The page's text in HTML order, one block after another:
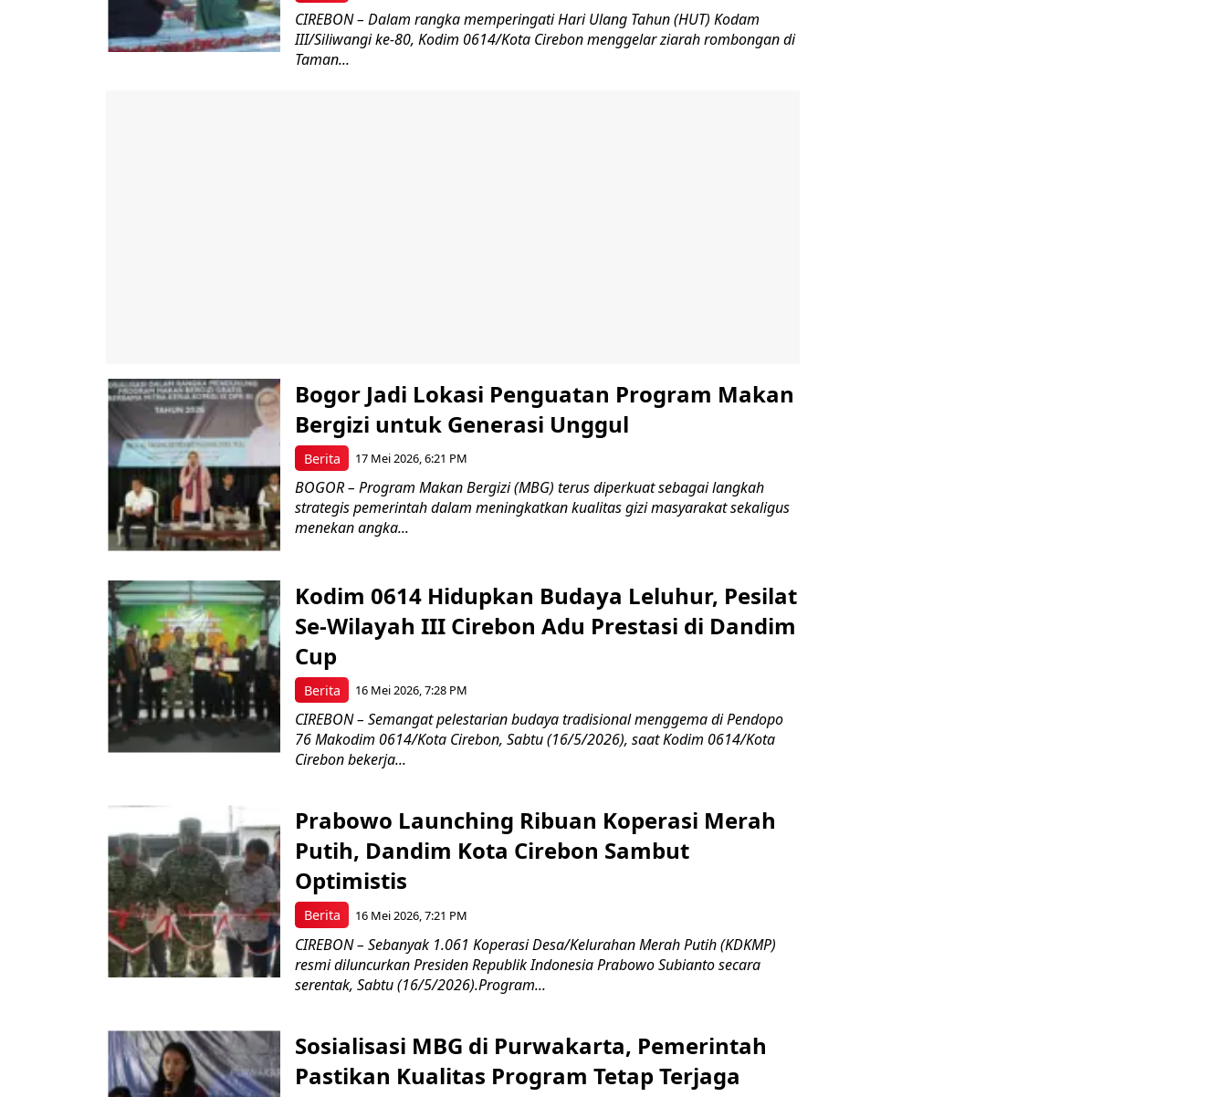
CIREBON – Dalam rangka memperingati Hari Ulang Tahun (HUT) Kodam
III/Siliwangi ke-80, Kodim 0614/Kota Cirebon menggelar ziarah rombongan di
Taman...
Berita
Bogor Jadi Lokasi Penguatan Program Makan
Bergizi untuk Generasi Unggul
17 Mei 2026, 6:21 PM
BOGOR – Program Makan Bergizi (MBG) terus diperkuat sebagai langkah
strategis pemerintah dalam meningkatkan kualitas gizi masyarakat sekaligus
menekan angka...
Berita
Kodim 0614 Hidupkan Budaya Leluhur, Pesilat
Se-Wilayah III Cirebon Adu Prestasi di Dandim
Cup
16 Mei 2026, 7:28 PM
CIREBON – Semangat pelestarian budaya tradisional menggema di Pendopo
76 Makodim 0614/Kota Cirebon, Sabtu (16/5/2026), saat Kodim 0614/Kota
Cirebon bekerja...
Berita
Prabowo Launching Ribuan Koperasi Merah
Putih, Dandim Kota Cirebon Sambut
Optimistis
16 Mei 2026, 7:21 PM
CIREBON – Sebanyak 1.061 Koperasi Desa/Kelurahan Merah Putih (KDKMP)
resmi diluncurkan Presiden Republik Indonesia Prabowo Subianto secara
serentak, Sabtu (16/5/2026).Program...
Sosialisasi MBG di Purwakarta, Pemerintah
Pastikan Kualitas Program Tetap Terjaga